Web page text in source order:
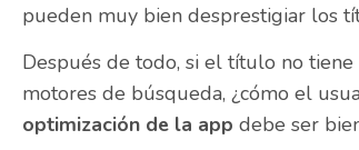
pueden muy bien desprestigiar los
Después de todo, si el título no
motores de búsqueda, ¿cómo el
optimización de la app debe ser